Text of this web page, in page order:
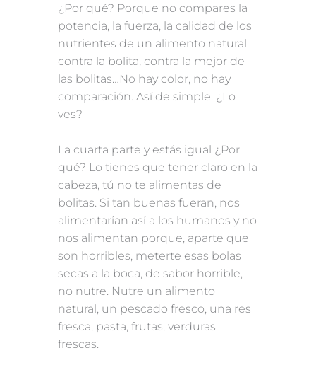
¿Por qué? Porque no compares la
potencia, la fuerza, la calidad de los
nutrientes de un alimento natural
contra la bolita, contra la mejor de
las bolitas…No hay color, no hay
comparación. Así de simple. ¿Lo
ves?
La cuarta parte y estás igual ¿Por
qué? Lo tienes que tener claro en la
cabeza, tú no te alimentas de
bolitas. Si tan buenas fueran, nos
alimentarían así a los humanos y no
nos alimentan porque, aparte que
son horribles, meterte esas bolas
secas a la boca, de sabor horrible,
no nutre. Nutre un alimento
natural, un pescado fresco, una res
fresca, pasta, frutas, verduras
frescas.